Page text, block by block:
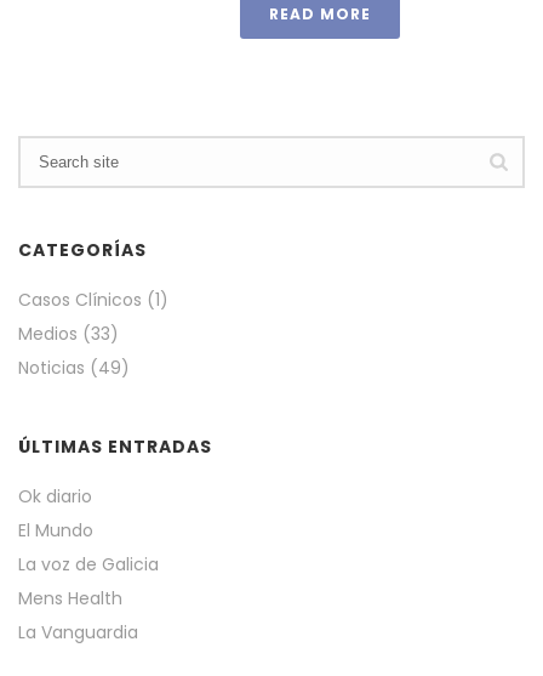
READ MORE
CATEGORÍAS
Casos Clínicos (1)
Medios (33)
Noticias (49)
ÚLTIMAS ENTRADAS
Ok diario
El Mundo
La voz de Galicia
Mens Health
La Vanguardia